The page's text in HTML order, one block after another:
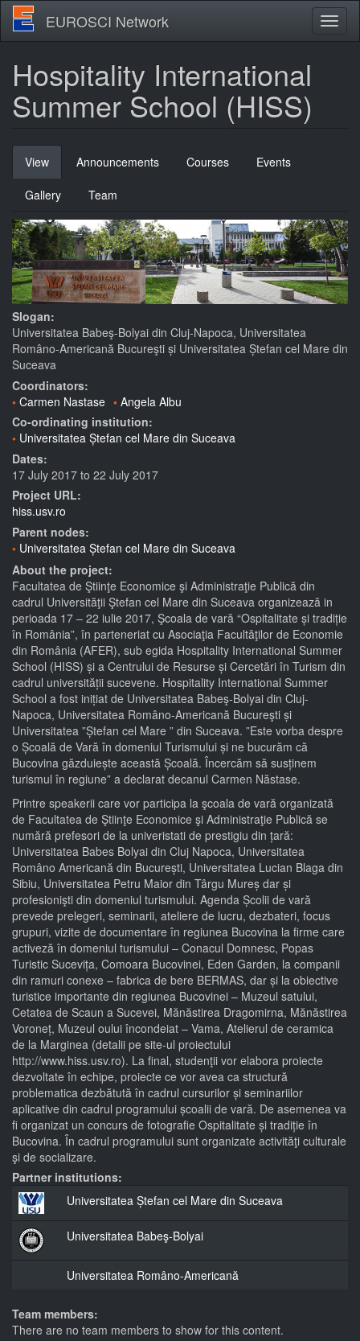
Skip
main
EUROSCI Network
Hospitality International
Summer School (HISS)
Primary
tabs
View (active
tab)
Announcements Courses Events
Gallery Team
Slogan:
Universitatea Babeş-Bolyai din Cluj-Napoca, Universitatea
Româno-Americană Bucureşti și Universitatea Ștefan cel Mare din
Suceava
Coordinators:
Carmen Nastase
Angela Albu
Co-ordinating institution:
Universitatea Ștefan cel Mare din Suceava
Dates:
17 July 2017 to 22 July 2017
Project URL:
hiss.usv.ro
Parent nodes:
Universitatea Ștefan cel Mare din Suceava
About the project:
Facultatea de Ştiinţe Economice şi Administraţie Publică din
cadrul Universităţii Ştefan cel Mare din Suceava organizează in
perioada 17 – 22 iulie 2017, Şcoala de vară “Ospitalitate și tradiție
în România”, în parteneriat cu Asociaţia Facultăţilor de Economie
din România (AFER), sub egida Hospitality International Summer
School (HISS) și a Centrului de Resurse și Cercetări în Turism din
cadrul universității sucevene. Hospitality International Summer
School a fost inițiat de Universitatea Babeş-Bolyai din Cluj-
Napoca, Universitatea Româno-Americană Bucureşti și
Universitatea ”Ștefan cel Mare ” din Suceava. ”Este vorba despre
o Școală de Vară în domeniul Turismului și ne bucurăm că
Bucovina găzduiește această Școală. Încercăm să susținem
turismul în regiune” a declarat decanul Carmen Năstase.
Printre speakerii care vor participa la şcoala de vară organizată
de Facultatea de Ştiinţe Economice şi Administraţie Publică se
numără prefesori de la univeristati de prestigiu din țară:
Universitatea Babes Bolyai din Cluj Napoca, Universitatea
Româno Americană din București, Universitatea Lucian Blaga din
Sibiu, Universitatea Petru Maior din Târgu Mureș dar și
profesionişti din domeniul turismului. Agenda Școlii de vară
prevede prelegeri, seminarii, ateliere de lucru, dezbateri, focus
grupuri, vizite de documentare în regiunea Bucovina la firme care
activeză în domeniul turismului – Conacul Domnesc, Popas
Turistic Sucevița, Comoara Bucovinei, Eden Garden, la companii
din ramuri conexe – fabrica de bere BERMAS, dar și la obiective
turistice importante din regiunea Bucovinei – Muzeul satului,
Cetatea de Scaun a Sucevei, Mănăstirea Dragomirna, Mănăstirea
Voroneț, Muzeul oului încondeiat – Vama, Atelierul de ceramica
de la Marginea (detalii pe site-ul proiectului
http://www.hiss.usv.ro). La final, studenţii vor elabora proiecte
dezvoltate în echipe, proiecte ce vor avea ca structură
problematica dezbătută în cadrul cursurilor și seminariilor
aplicative din cadrul programului școalii de vară. De asemenea va
fi organizat un concurs de fotografie Ospitalitate și tradiție în
Bucovina. În cadrul programului sunt organizate activităţi culturale
şi de socializare.
Partner institutions:
Universitatea Ștefan cel Mare din Suceava
Universitatea Babeş-Bolyai
Universitatea Româno-Americană
Team members:
There are no team members to show for this content.